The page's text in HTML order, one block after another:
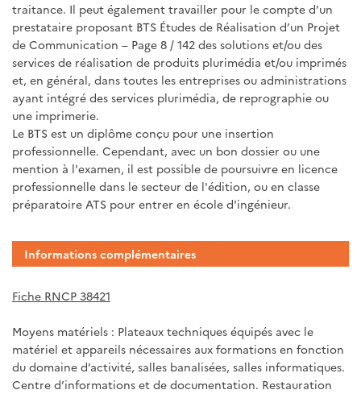
traitance. Il peut également travailler pour le compte d’un
prestataire proposant BTS Études de Réalisation d’un Projet
de Communication – Page 8 / 142 des solutions et/ou des
services de réalisation de produits plurimédia et/ou imprimés
et, en général, dans toutes les entreprises ou administrations
ayant intégré des services plurimédia, de reprographie ou
une imprimerie.
Le BTS est un diplôme conçu pour une insertion
professionnelle. Cependant, avec un bon dossier ou une
mention à l'examen, il est possible de poursuivre en licence
professionnelle dans le secteur de l'édition, ou en classe
préparatoire ATS pour entrer en école d'ingénieur.
Informations complémentaires
Fiche RNCP 38421
Moyens matériels : Plateaux techniques équipés avec le
matériel et appareils nécessaires aux formations en fonction
du domaine d’activité, salles banalisées, salles informatiques.
Centre d’informations et de documentation. Restauration